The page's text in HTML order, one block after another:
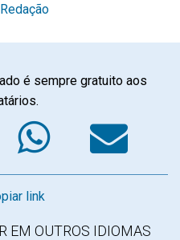
é sempre gratuito aos
link
EM OUTROS IDIOMAS